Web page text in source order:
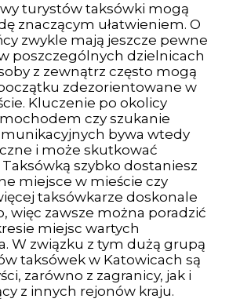
turystów taksówki mogą
znaczącym ułatwieniem. O
zwykle mają jeszcze pewne
poszczególnych dzielnicach
z zewnątrz często mogą
zdezorientowane w
Kluczenie po okolicy
czy szukanie
bywa wtedy
i może skutkować
szybko dostaniesz
miejsce w mieście czy
taksówkarze doskonale
więc zawsze można poradzić
miejsc wartych
W związku z tym dużą grupą
taksówek w Katowicach są
zarówno z zagranicy, jak i
z innych rejonów kraju.